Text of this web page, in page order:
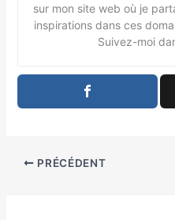
sur mon site web où je
inspirations dans ces
Suivez-moi
PRÉCÉDENT